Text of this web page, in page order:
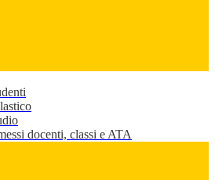
docenti, classi e ATA